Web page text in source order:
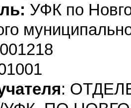
УФК по
: